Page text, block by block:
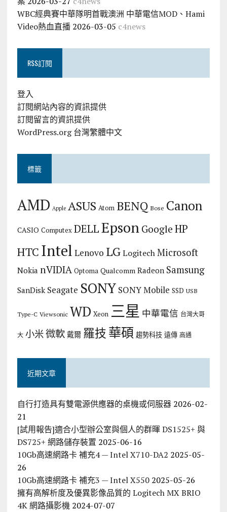
WBC經典賽中華隊明首戰澳洲 中華電信MOD、Hami
Video熱血直播 2026-03-05 c4news
RSS訂閱
登入
訂閱網站內容的資訊提供
訂閱留言的資訊提供
WordPress.org 台灣繁體中文
標籤
AMD Apple ASUS Atom BENQ Bose Canon
CASIO Computex DELLEpson Google HP
HTC Intel Lenovo LG Logitech Microsoft
Nokia nVIDIA Optoma Qualcomm Radeon Samsung
SanDisk Seagate SONY SONY Mobile SSD USB
Type-C Viewsonic WD Xeon 三星 中華電信 台灣大哥
大 小米微軟 戴爾 羅技華碩 趨勢科技 遠傳 高通
近期文章
自行打造具有雙電源供應器的桌機或伺服器 2026-02-
21
[試用報告]適合小型辦公室與個人的群暉 DS1525+ 與
DS725+ 網路儲存裝置 2025-06-16
10Gb高速網路卡 補充4 — Intel X710-DA2 2025-05-
26
10Gb高速網路卡 補充3 — Intel X550 2025-05-26
擁有高解析度及優異影像品質的 Logitech MX BRIO
4K 網路攝影機 2024-07-07